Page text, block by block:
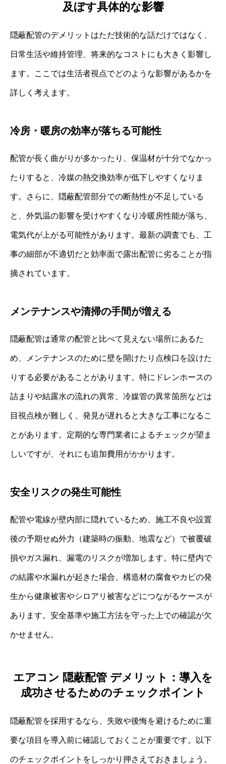
及ぼす具体的な影響
隠蔽配管のデメリットはただ技術的な話だけではなく、
日常生活や維持管理、将来的なコストにも大きく影響し
ます。ここでは生活者視点でどのような影響があるかを
詳しく考えます。
冷房・暖房の効率が落ちる可能性
配管が長く曲がりが多かったり、保温材が十分でなかっ
たりすると、冷媒の熱交換効率が低下しやすくなりま
す。さらに、隠蔽配管部分での断熱性が不足している
と、外気温の影響を受けやすくなり冷暖房性能が落ち、
電気代が上がる可能性があります。最新の調査でも、工
事の細部が不適切だと効率面で露出配管に劣ることが指
摘されています。
メンテナンスや清掃の手間が増える
隠蔽配管は通常の配管と比べて見えない場所にあるた
め、メンテナンスのために壁を開けたり点検口を設けた
りする必要があることがあります。特にドレンホースの
詰まりや結露水の流れの異常、冷媒管の異常箇所などは
目視点検が難しく、発見が遅れると大きな工事になるこ
とがあります。定期的な専門業者によるチェックが望ま
しいですが、それにも追加費用がかかります。
安全リスクの発生可能性
配管や電線が壁内部に隠れているため、施工不良や設置
後の予期せぬ外力（建築時の振動、地震など）で被覆破
損やガス漏れ、漏電のリスクが増加します。特に壁内で
の結露や水漏れが起きた場合、構造材の腐食やカビの発
生から健康被害やシロアリ被害などにつながるケースが
あります。安全基準や施工方法を守った上での確認が欠
かせません。
エアコン 隠蔽配管 デメリット：導入を
成功させるためのチェックポイント
隠蔽配管を採用するなら、失敗や後悔を避けるために重
要な項目を導入前に確認しておくことが重要です。以下
のチェックポイントをしっかり押さえておきましょう。